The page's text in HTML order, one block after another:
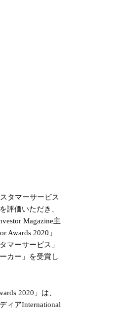
タマーサービス
評価いただき、
Magazine主
Awards 2020」
マーサービス」
カー」を受賞し
2020」は、
ィアInternational